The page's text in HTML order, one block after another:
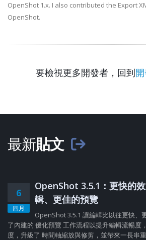
OpenShot 1.x. I also contributed the Export
OpenShot.
要檢視更多開發者，回到
最新貼文
6
四月
OpenShot 3.5.1：更快的
輯、更佳的預覽
OpenShot 3.5.1 讓編輯比以往更快、
了內建的 優化預覽 工作流程以提升編輯流暢度
度，升級了 時間軸縮放與修剪，並帶來一長串